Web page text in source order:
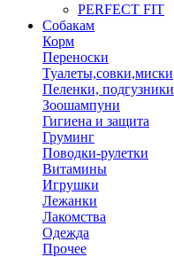
PERFECT FIT
Собакам
Корм
Переноски
Туалеты,совки,миски
Пеленки, подгузники
Зоошампуни
Гигиена и защита
Груминг
Поводки-рулетки
Витамины
Игрушки
Лежанки
Лакомства
Одежда
Прочее